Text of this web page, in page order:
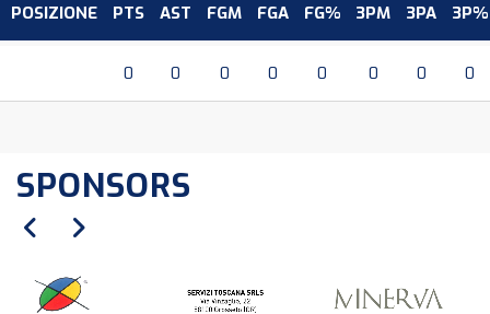
POSIZIONE PTS AST FGM FGA FG% 3PM 3PA 3P%
0 0 0 0 0 0 0 0
SPONSORS